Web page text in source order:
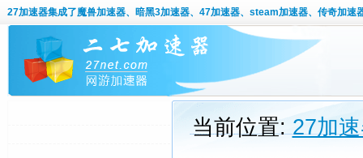
27加速器集成了魔兽加速器、暗黑3加速器、47加速器、steam加速器、传奇加速
当前位置:27加